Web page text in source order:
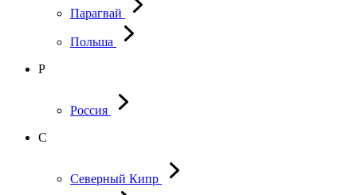
Парагвай
Польша
Р
Россия
С
Северный Кипр